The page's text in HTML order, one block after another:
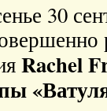
30
Rachel